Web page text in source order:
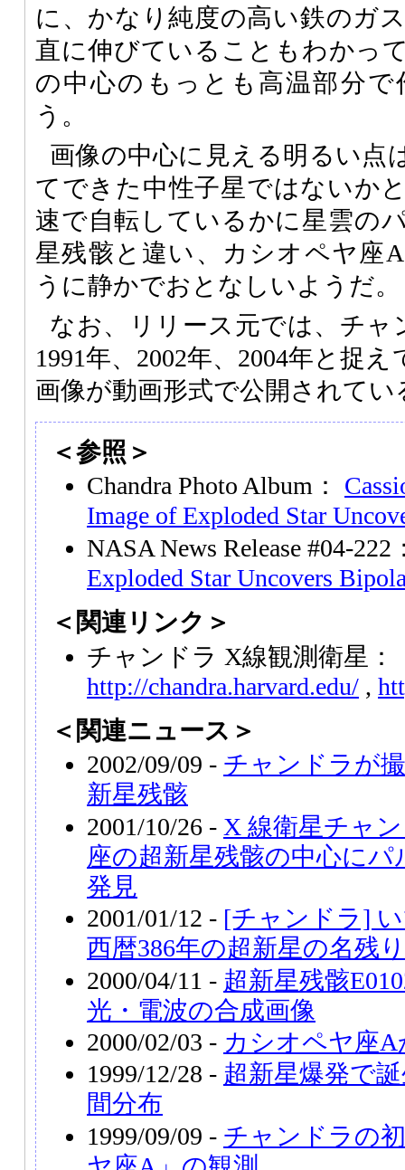
に、かなり純度の高い鉄のガ
直に伸びていることもわかっ
の中心のもっとも高温部分
う。
画像の中心に見える明るい点
てできた中性子星ではないか
速で自転しているかに星雲の
星残骸と違い、カシオペヤ座
うに静かでおとなしいようだ。
なお、リリース元では、チャ
1991年、2002年、2004年と捉
画像が動画形式で公開されてい
＜参照＞
Chandra Photo Album：
Image of Exploded Star
NASA News Release #04-
Exploded Star Uncovers
＜関連リンク＞
チャンドラ X線観測衛星：
http://chandra.harvard.edu/ ,
＜関連ニュース＞
2002/09/09 - チャンドラが
新星残骸
2001/10/26 - X 線衛星チャ
座の超新星残骸の中心に
発見
2001/01/12 - [チャンドラ]
西暦386年の超新星の名残
2000/04/11 - 超新星残骸
光・電波の合成画像
2000/02/03 - カシオペヤ座
1999/12/28 - 超新星爆発で
間分布
1999/09/09 - チャンドラの